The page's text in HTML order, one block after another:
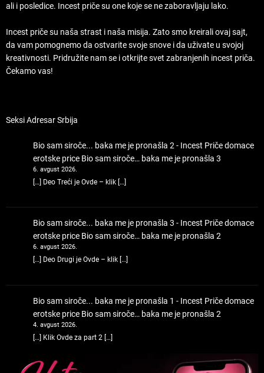
ali i posledice. Incest priče su one koje se ne zaboravljaju lako.
Incest priče su naša strast i naša misija. Zato smo kreirali ovaj sajt,
da vam pomognemo da ostvarite svoje snove i da uživate u svojoj
kreativnosti. Pridružite nam se i otkrijte svet zabranjenih incest priča.
Čekamo vas!
Seksi Adresar Srbija
Bio sam siroče... baka me je pronašla 2 - Incest Priče domace
erotske price Bio sam siroče… baka me je pronašla 3
6. avgust 2026.
[…] Deo Treći je Ovde – klik […]
Bio sam siroče... baka me je pronašla 3 - Incest Priče domace
erotske price Bio sam siroče… baka me je pronašla 2
6. avgust 2026.
[…] Deo Drugi je Ovde – klik […]
Bio sam siroče... baka me je pronašla 1 - Incest Priče domace
erotske price Bio sam siroče… baka me je pronašla 2
4. avgust 2026.
[…] Klik Ovde za part 2 […]